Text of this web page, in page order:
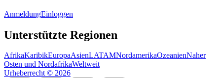
AnmeldungEinloggen
Unterstützte Regionen
AfrikaKaribikEuropaAsienLATAMNordamerikaOzeanienNaher
Osten und NordafrikaWeltweit
Urheberrecht© 2026